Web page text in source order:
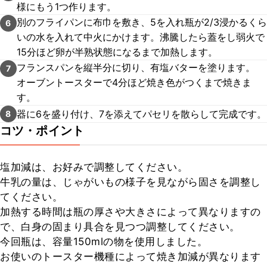
様にもう1つ作ります。
6
別のフライパンに布巾を敷き、5を入れ瓶が2/3浸かるくら
いの水を入れて中火にかけます。沸騰したら蓋をし弱火で
15分ほど卵が半熟状態になるまで加熱します。
7
フランスパンを縦半分に切り、有塩バターを塗ります。
オーブントースターで4分ほど焼き色がつくまで焼きま
す。
8 器に6を盛り付け、7を添えてパセリを散らして完成です。
コツ・ポイント
塩加減は、お好みで調整してください。
牛乳の量は、じゃがいもの様子を見ながら固さを調整し
てください。
加熱する時間は瓶の厚さや大きさによって異なりますの
で、白身の固まり具合を見つつ調整してください。
今回瓶は、容量150mlの物を使用しました。
お使いのトースター機種によって焼き加減が異なります